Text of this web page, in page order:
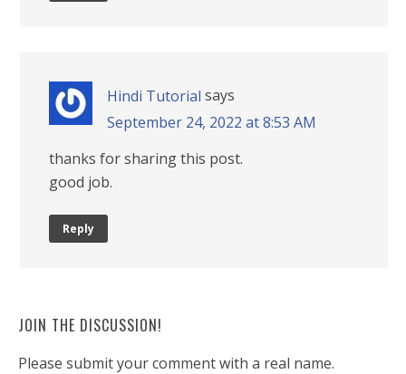
Hindi Tutorial says
September 24, 2022 at 8:53 AM
thanks for sharing this post.
good job.
Reply
JOIN THE DISCUSSION!
Please submit your comment with a real name.